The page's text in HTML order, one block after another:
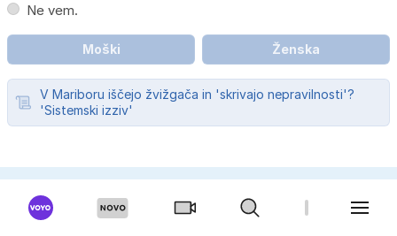
Ne vem.
Moški Ženska
V Mariboru iščejo žvižgača in 'skrivajo nepravilnosti'?
'Sistemski izziv'